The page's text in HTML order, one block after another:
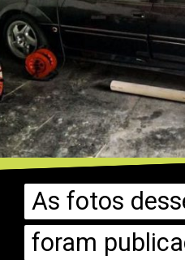
As fotos
foram
As fotos
foram